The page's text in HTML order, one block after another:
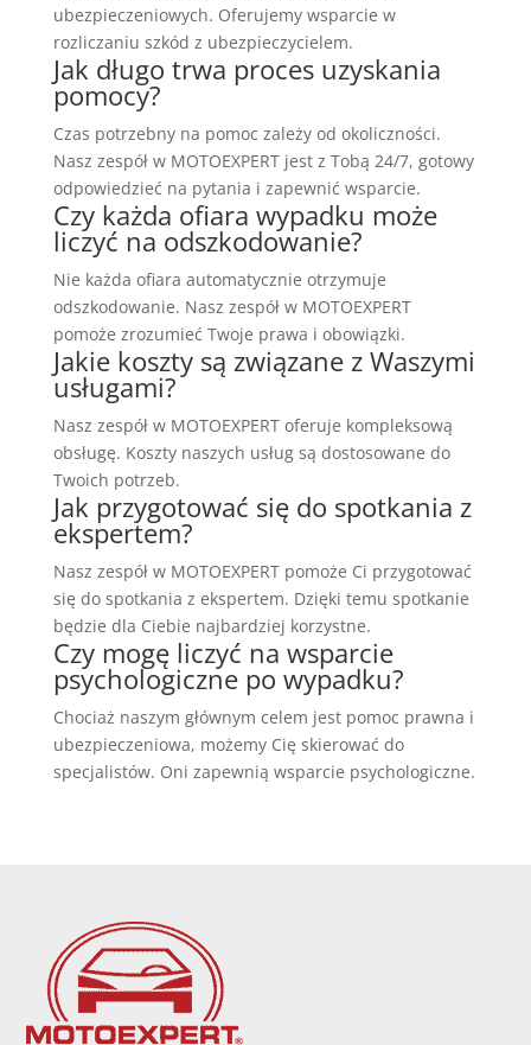
ubezpieczeniowych. Oferujemy wsparcie w
rozliczaniu szkód z ubezpieczycielem.
Jak długo trwa proces uzyskania
pomocy?
Czas potrzebny na pomoc zależy od okoliczności.
Nasz zespół w MOTOEXPERT jest z Tobą 24/7, gotowy
odpowiedzieć na pytania i zapewnić wsparcie.
Czy każda ofiara wypadku może
liczyć na odszkodowanie?
Nie każda ofiara automatycznie otrzymuje
odszkodowanie. Nasz zespół w MOTOEXPERT
pomoże zrozumieć Twoje prawa i obowiązki.
Jakie koszty są związane z Waszymi
usługami?
Nasz zespół w MOTOEXPERT oferuje kompleksową
obsługę. Koszty naszych usług są dostosowane do
Twoich potrzeb.
Jak przygotować się do spotkania z
ekspertem?
Nasz zespół w MOTOEXPERT pomoże Ci przygotować
się do spotkania z ekspertem. Dzięki temu spotkanie
będzie dla Ciebie najbardziej korzystne.
Czy mogę liczyć na wsparcie
psychologiczne po wypadku?
Chociaż naszym głównym celem jest pomoc prawna i
ubezpieczeniowa, możemy Cię skierować do
specjalistów. Oni zapewnią wsparcie psychologiczne.